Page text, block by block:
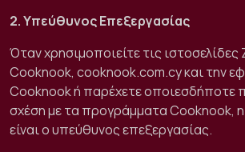
2. Υπεύθυνος Επεξεργασίας
Όταν χρησιμοποιείτε τις ιστοσελίδες
Cooknook, cooknook.com.cy και την
Cooknook ή παρέχετε οποιεσδήποτε
σχέση με τα προγράμματα Cooknook, η
είναι ο υπεύθυνος επεξεργασίας.